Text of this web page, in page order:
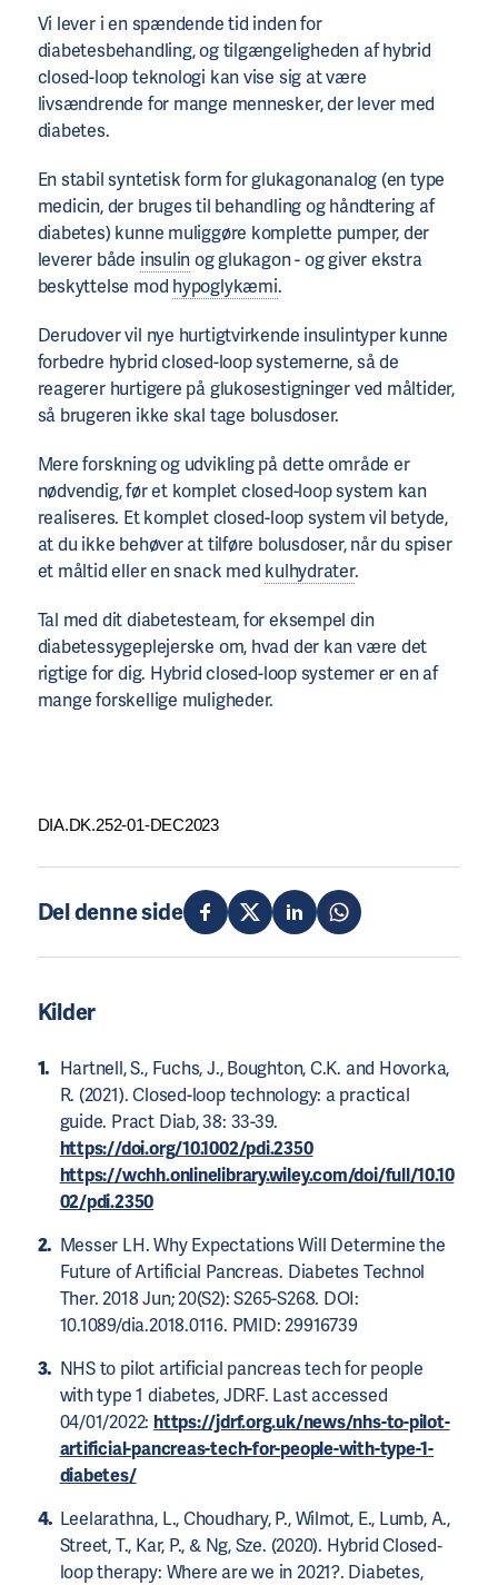
Vi lever i en spændende tid inden for
diabetesbehandling, og tilgængeligheden af ​​hybrid
closed-loop teknologi kan vise sig at være
livsændrende for mange mennesker, der lever med
diabetes.
En stabil syntetisk form for glukagonanalog (en type
medicin, der bruges til behandling og håndtering af
diabetes) kunne muliggøre komplette pumper, der
leverer både insulinog glukagon - og giver ekstra
beskyttelse mod hypoglykæmi.
Derudover vil nye hurtigtvirkende insulintyper kunne
forbedre hybrid closed-loop systemerne, så de
reagerer hurtigere på glukosestigninger ved måltider,
så brugeren ikke skal tage bolusdoser.
Mere forskning og udvikling på dette område er
nødvendig, før et komplet closed-loop system kan
realiseres. Et komplet closed-loop system vil betyde,
at du ikke behøver at tilføre bolusdoser, når du spiser
et måltid eller en snack med kulhydrater.
Tal med dit diabetesteam, for eksempel din
diabetessygeplejerske om, hvad der kan være det
rigtige for dig. Hybrid closed-loop systemer er en af ​​
mange forskellige muligheder.
DIA.DK.252-01-DEC2023
Del denne side
Kilder
Hartnell, S., Fuchs, J., Boughton, C.K. and Hovorka,
R. (2021). Closed-loop technology: a practical
guide. Pract Diab, 38: 33-39.
https://doi.org/10.1002/pdi.2350
https://wchh.onlinelibrary.wiley.com/doi/full/10.10
02/pdi.2350
Messer LH. Why Expectations Will Determine the
Future of Artificial Pancreas. Diabetes Technol
Ther. 2018 Jun; 20(S2): S265-S268. DOI:
10.1089/dia.2018.0116. PMID: 29916739
NHS to pilot artificial pancreas tech for people
with type 1 diabetes, JDRF. Last accessed
04/01/2022: https://jdrf.org.uk/news/nhs-to-pilot-
artificial-pancreas-tech-for-people-with-type-1-
diabetes/
Leelarathna, L., Choudhary, P., Wilmot, E., Lumb, A.,
Street, T., Kar, P., & Ng, Sze. (2020). Hybrid Closed‐
loop therapy: Where are we in 2021?. Diabetes,